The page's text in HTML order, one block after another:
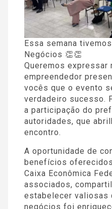
Essa semana
Negócios 👏👏
Queremos expressar
empreendedor
vocês que o evento
verdadeiro sucesso.
a participação do
autoridades, que
encontro.
A oportunidade de
benefícios
Caixa Econômica
associados,
estabelecer valiosas
negócios foi